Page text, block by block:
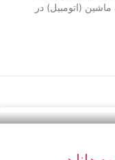
(اتومبیل) در